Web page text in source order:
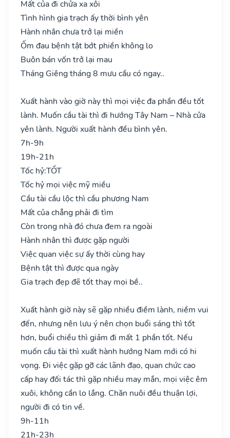
Mất của đi chửa xa xôi
Tình hình gia trạch ấy thời bình yên
Hành nhân chưa trở lại miền
Ốm đau bệnh tật bớt phiền không lo
Buôn bán vốn trở lại mau
Tháng Giêng tháng 8 mưu cầu có ngay..
Xuất hành vào giờ này thì mọi việc đa phần đều tốt
lành. Muốn cầu tài thì đi hướng Tây Nam – Nhà cửa
yên lành. Người xuất hành đều bình yên.
7h-9h
19h-21h
Tốc hỷ:TỐT
Tốc hỷ mọi việc mỹ miều
Cầu tài cầu lộc thì cầu phương Nam
Mất của chẳng phải đi tìm
Còn trong nhà đó chưa đem ra ngoài
Hành nhân thì được gặp người
Việc quan việc sự ấy thời cùng hay
Bệnh tật thì được qua ngày
Gia trạch đẹp đẽ tốt thay mọi bề..
Xuất hành giờ này sẽ gặp nhiều điềm lành, niềm vui
đến, nhưng nên lưu ý nên chọn buổi sáng thì tốt
hơn, buổi chiều thì giảm đi mất 1 phần tốt. Nếu
muốn cầu tài thì xuất hành hướng Nam mới có hi
vọng. Đi việc gặp gỡ các lãnh đạo, quan chức cao
cấp hay đối tác thì gặp nhiều may mắn, mọi việc êm
xuôi, không cần lo lắng. Chăn nuôi đều thuận lợi,
người đi có tin về.
9h-11h
21h-23h